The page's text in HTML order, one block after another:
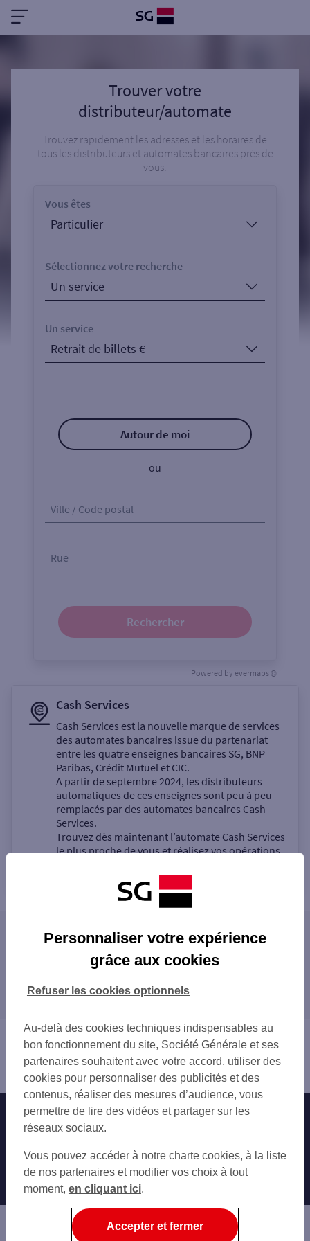
Trouver votre
distributeur/automate
Trouvez rapidement les adresses et les horaires de
tous les distributeurs et automates bancaires près de
vous.
Vous êtes
Sélectionnez votre recherche
Un service
Autour de moi
ou
Ville / Code postal
Rue
Rechercher
Powered by evermaps ©
Cash Services
Cash Services est la nouvelle marque de services
des automates bancaires issue du partenariat
entre les quatre enseignes bancaires SG, BNP
Paribas, Crédit Mutuel et CIC.
A partir de septembre 2024, les distributeurs
automatiques de ces enseignes sont peu à peu
remplacés par des automates bancaires Cash
Services.
Trouvez dès maintenant l’automate Cash Services
le plus proche de vous et réalisez vos opérations
Les distributeurs/automates en France
LYON
NICE
NANTES
STRASBOURG
MONTPELLIER
BORDEAUX
LILLE
RENNES
LE HAVRE
SAINT-ETIENNE
TOULON
GRENOBLE
Tous nos distributeurs/automates en France
Trouver Votre agence SG
Trouver une agence bancaire
Distributeurs/automates
Nos engagements Nous contacter
Autres sites SG
Professionnels
Entreprises
Associations
Personnaliser votre expérience
grâce aux cookies
Au-delà des cookies techniques indispensables au
bon fonctionnement du site, Société Générale et ses
partenaires souhaitent avec votre accord, utiliser des
cookies pour personnaliser des publicités et des
contenus, réaliser des mesures d’audience, vous
permettre de lire des vidéos et partager sur les
réseaux sociaux.
Vous pouvez accéder à notre charte cookies, à la liste
de nos partenaires et modifier vos choix à tout
moment, en cliquant ici.
Refuser les cookies optionnels
Accepter et fermer